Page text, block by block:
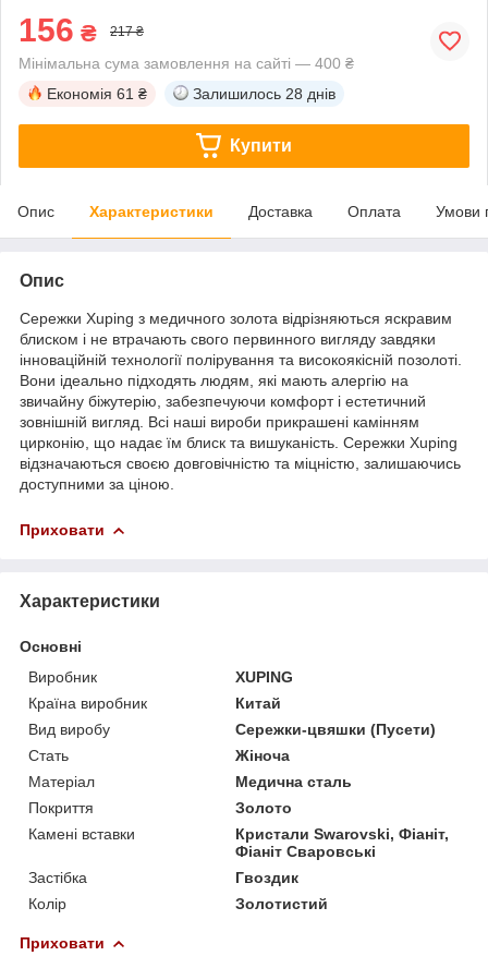
156 ₴ 217 ₴
Мінімальна сума замовлення на сайті — 400 ₴
Економія 61 ₴ Залишилось 28 днів
Купити
Опис Характеристики Доставка Оплата Умови
Опис
Сережки Xuping з медичного золота відрізняються яскравим
блиском і не втрачають свого первинного вигляду завдяки
інноваційній технології полірування та високоякісній позолоті.
Вони ідеально підходять людям, які мають алергію на
звичайну біжутерію, забезпечуючи комфорт і естетичний
зовнішній вигляд. Всі наші вироби прикрашені камінням
цирконію, що надає їм блиск та вишуканість. Сережки Xuping
відзначаються своєю довговічністю та міцністю, залишаючись
доступними за ціною.
Приховати
Характеристики
Основні
Виробник
XUPING
Країна виробник
Китай
Вид виробу
Сережки-цвяшки (Пусети)
Стать
Жіноча
Матеріал
Медична сталь
Покриття
Золото
Камені вставки
Кристали Swarovski, Фіаніт,
Фіаніт Сваровські
Застібка
Гвоздик
Колір
Золотистий
Приховати